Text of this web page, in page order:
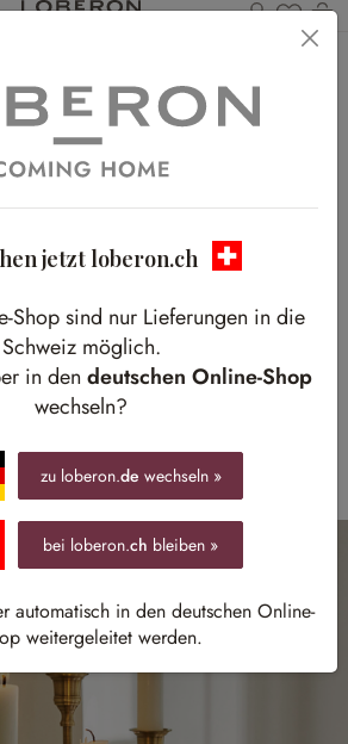
Du
zeitlose Eleganz und vielseitiges
Oberflächen – von glänzend bis
fügt sich mit ihrer hochwertigen
in verschiedenste Einrichtungsstile
Langlebigkeit bereichert Messing
jetzt loberon.ch
Shop sind nur Lieferungen in die
Schweiz möglich.
in den deutschen Online-Shop
wechseln?
zu loberon.de wechseln »
bei loberon.ch bleiben »
automatisch in den deutschen Online-
weitergeleitet werden.